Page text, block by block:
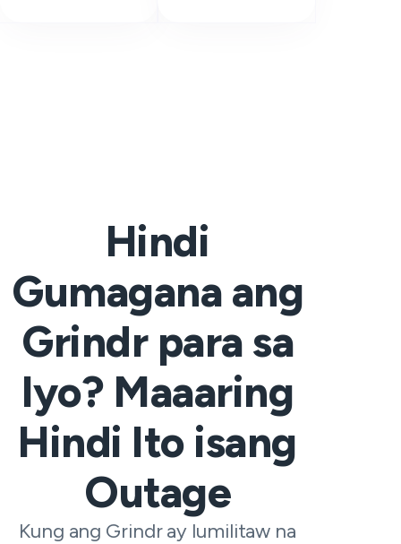
Hindi
Gumagana ang
Grindr para sa
Iyo? Maaaring
Hindi Ito isang
Outage
Kung ang Grindr ay lumilitaw na